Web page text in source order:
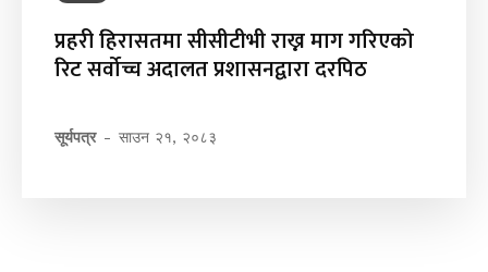
प्रहरी हिरासतमा सीसीटीभी राख्न माग गरिएको
रिट सर्वोच्च अदालत प्रशासनद्वारा दरपिठ
सूर्यपत्र - साउन २१, २०८३